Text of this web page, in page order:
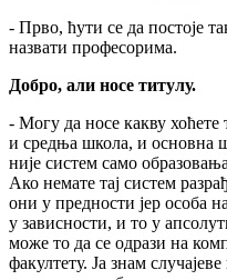
- Прво, ћути се да постоје
назвати професорима.
Добро, али носе титулу.
- Могу да носе какву хоћете
и средња школа, и основна
није систем само
Ако немате тај систем
они у предности јер особа
у зависности, и то у
може то да се одрази на
факултету. Ја знам